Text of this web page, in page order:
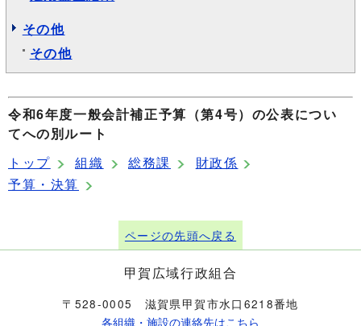
その他
その他
令和6年度一般会計補正予算（第4号）の公表につい
てへの別ルート
トップ
組織 総務課
財政係
予算・決算
ページの先頭へ戻る
甲賀広域行政組合
〒528-0005 滋賀県甲賀市水口6218番地
各組織・施設の連絡先はこちら